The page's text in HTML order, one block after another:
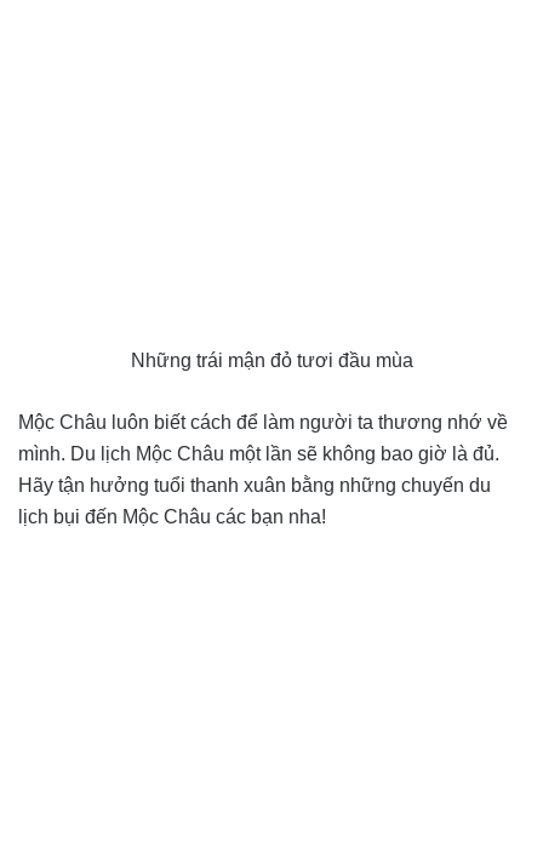
Những trái mận đỏ tươi đầu mùa
Mộc Châu luôn biết cách để làm người ta thương nhớ về
mình. Du lịch Mộc Châu một lần sẽ không bao giờ là đủ.
Hãy tận hưởng tuổi thanh xuân bằng những chuyến du
lịch bụi đến Mộc Châu các bạn nha!